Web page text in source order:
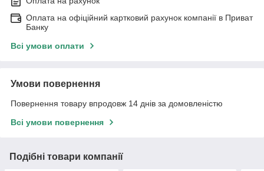
Оплата на офіційний картковий рахунок компанії в Приват
Банку
Всі умови оплати
Умови повернення
Повернення товару впродовж 14 днів за домовленістю
Всі умови повернення
Подібні товари компанії